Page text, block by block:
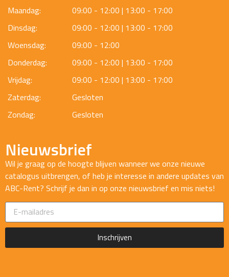
Maandag:
09:00 - 12:00 | 13:00 - 17:00
Dinsdag:
09:00 - 12:00 | 13:00 - 17:00
Woensdag:
09:00 - 12:00
Donderdag:
09:00 - 12:00 | 13:00 - 17:00
Vrijdag:
09:00 - 12:00 | 13:00 - 17:00
Zaterdag:
Gesloten
Zondag:
Gesloten
Nieuwsbrief
Wil je graag op de hoogte blijven wanneer we onze nieuwe
catalogus uitbrengen, of heb je interesse in andere updates van
ABC-Rent? Schrijf je dan in op onze nieuwsbrief en mis niets!
Inschrijven